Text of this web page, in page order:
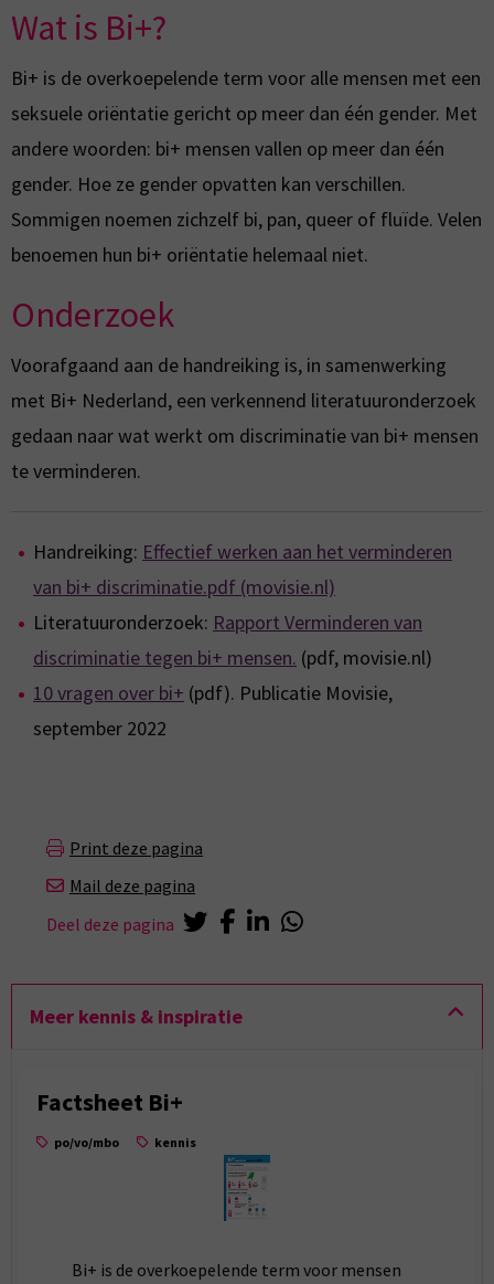
Wat is Bi+?
Bi+ is de overkoepelende term voor alle mensen met een
seksuele oriëntatie gericht op meer dan één gender. Met
andere woorden: bi+ mensen vallen op meer dan één
gender. Hoe ze gender opvatten kan verschillen.
Sommigen noemen zichzelf bi, pan, queer of fluïde. Velen
benoemen hun bi+ oriëntatie helemaal niet.
Onderzoek
Voorafgaand aan de handreiking is, in samenwerking
met Bi+ Nederland, een verkennend literatuuronderzoek
gedaan naar wat werkt om discriminatie van bi+ mensen
te verminderen.
Handreiking: Effectief werken aan het verminderen
van bi+ discriminatie.pdf (movisie.nl)
Literatuuronderzoek: Rapport Verminderen van
discriminatie tegen bi+ mensen. (pdf, movisie.nl)
10 vragen over bi+ (pdf). Publicatie Movisie,
september 2022
Print deze pagina
Mail deze pagina
Deel deze pagina
Meer kennis & inspiratie
Factsheet Bi+
po/vo/mbo kennis
Bi+ is de overkoepelende term voor mensen